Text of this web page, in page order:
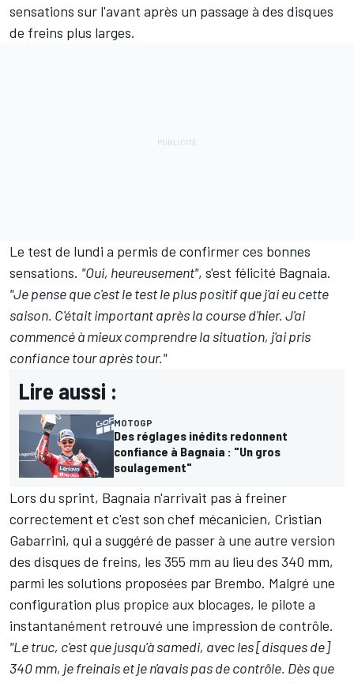
sensations sur l'avant après un passage à des disques
de freins plus larges.
Le test de lundi a permis de confirmer ces bonnes
sensations. "Oui, heureusement", s'est félicité Bagnaia.
"Je pense que c'est le test le plus positif que j'ai eu cette
saison. C'était important après la course d'hier. J'ai
commencé à mieux comprendre la situation, j'ai pris
confiance tour après tour."
Lire aussi :
MOTOGP
Des réglages inédits redonnent
confiance à Bagnaia : "Un gros
soulagement"
Lors du sprint, Bagnaia n'arrivait pas à freiner
correctement et c'est son chef mécanicien, Cristian
Gabarrini, qui a suggéré de passer à une autre version
des disques de freins, les 355 mm au lieu des 340 mm,
parmi les solutions proposées par Brembo. Malgré une
configuration plus propice aux blocages, le pilote a
instantanément retrouvé une impression de contrôle.
"Le truc, c'est que jusqu'à samedi, avec les [disques de]
340 mm, je freinais et je n'avais pas de contrôle. Dès que